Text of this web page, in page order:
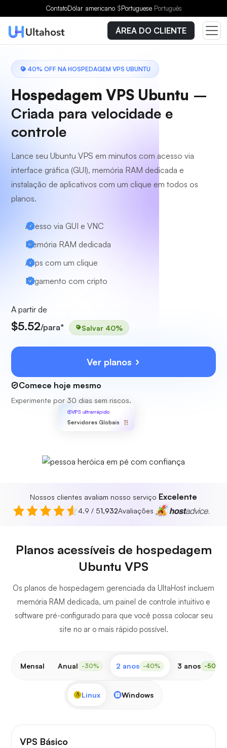
ContatoDólar americano $Portuguese Português
ÁREA DO CLIENTE
40% OFF NA HOSPEDAGEM VPS UBUNTU
Hospedagem VPS Ubuntu –
Criada para velocidade e
controle
Lance seu Ubuntu VPS em minutos com acesso via
interface gráfica (GUI), memória RAM dedicada e
instalação de aplicativos com um clique em todos os
planos.
Acesso via GUI e VNC
Memória RAM dedicada
Apps com um clique
Pagamento com cripto
A partir de
$5.52/para* Salvar 40%
Ver planos
Comece hoje mesmo
Experimente por 30 dias sem riscos.
VPS ultrarrápido
Servidores Globais
Nossos clientes avaliam nosso serviço Excelente
4.9 / 51,932Avaliações
Planos acessíveis de hospedagem
Ubuntu VPS
Os planos de hospedagem gerenciada da UltaHost incluem
memória RAM dedicada, um painel de controle intuitivo e
software pré-configurado para que você possa colocar seu
site no ar o mais rápido possível.
Mensal Anual -30% 2 anos -40% 3 anos -50%
Linux Windows
VPS Básico